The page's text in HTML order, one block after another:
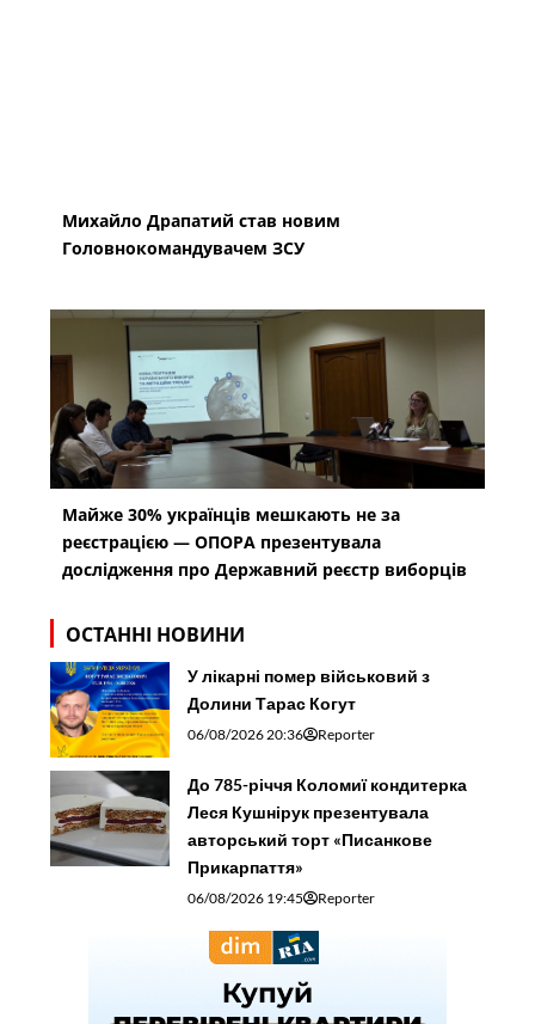
Михайло Драпатий став новим
Головнокомандувачем ЗСУ
Майже 30% українців мешкають не за
реєстрацією — ОПОРА презентувала
дослідження про Державний реєстр виборців
ОСТАННІ НОВИНИ
У лікарні помер військовий з
Долини Тарас Когут
06/08/2026 20:36 Reporter
До 785-річчя Коломиї кондитерка
Леся Кушнірук презентувала
авторський торт «Писанкове
Прикарпаття»
06/08/2026 19:45 Reporter